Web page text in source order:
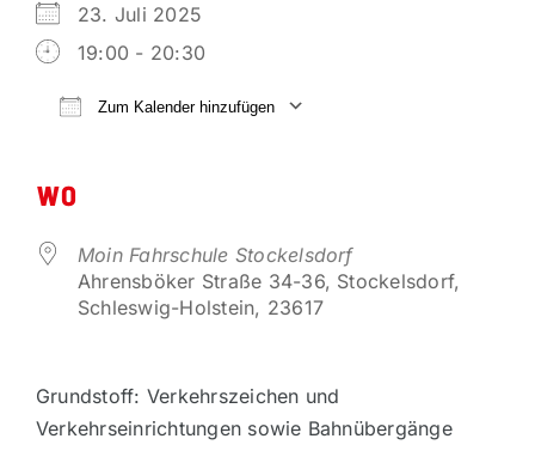
VORTEILSPARTNER
23. Juli 2025
19:00 - 20:30
Zum Kalender hinzufügen
WO
Moin Fahrschule Stockelsdorf
Ahrensböker Straße 34-36, Stockelsdorf,
Schleswig-Holstein, 23617
Grundstoff: Verkehrszeichen und
Verkehrseinrichtungen sowie Bahnübergänge